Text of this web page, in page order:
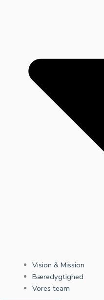
Vision & Mission
Bæredygtighed
Vores team